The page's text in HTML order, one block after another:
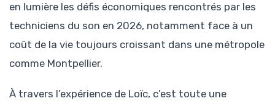
en lumière les défis économiques rencontrés par les
techniciens du son en 2026, notamment face à un
coût de la vie toujours croissant dans une métropole
comme Montpellier.
À travers l’expérience de Loïc, c’est toute une